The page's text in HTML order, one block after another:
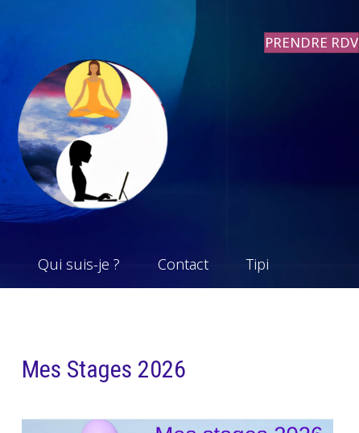
PRENDRE RDV
Qui suis-je ? Contact Tipi
Mes Stages 2026